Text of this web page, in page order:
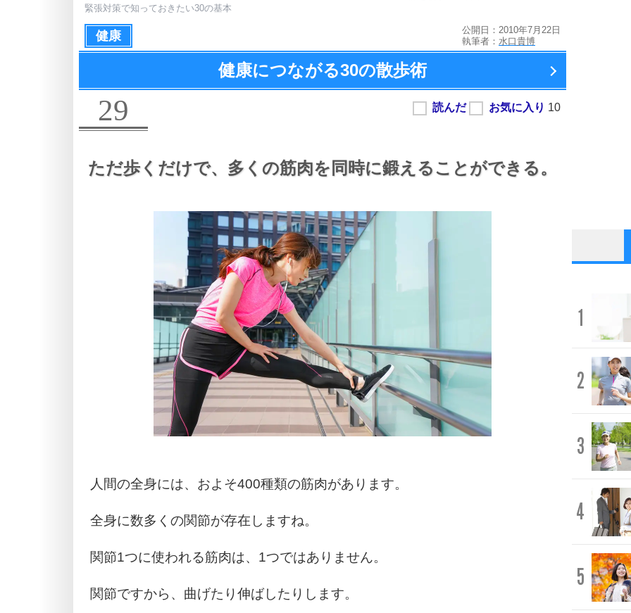
緊張対策で知っておきたい30の基本
健康
公開日：2010年7月22日
執筆者： 水口貴博
健康につながる30の散歩術
29
ただ歩くだけで、 多くの筋肉を同時に鍛えることができる。
人間の全身には、およそ400種類の筋肉があります。
全身に数多くの関節が存在しますね。
関節1つに使われる筋肉は、1つではありません。
関節ですから、曲げたり伸ばしたりします。
1
2
3
4
5